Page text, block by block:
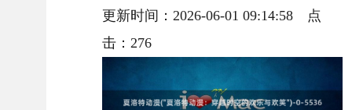
更新时间：2026-06-01 09:14:58 点
击：276